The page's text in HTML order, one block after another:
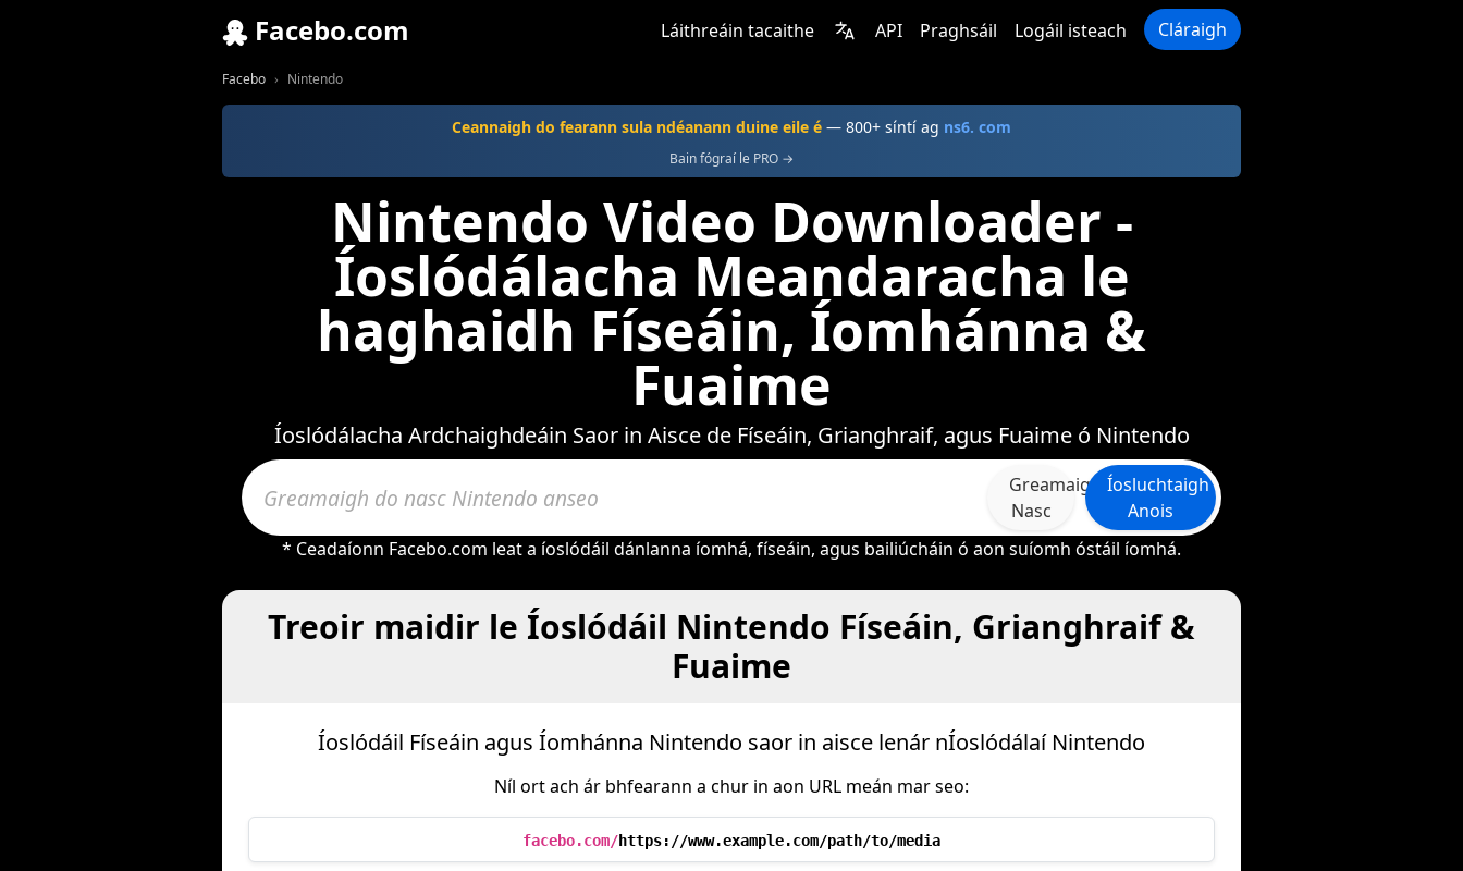
Facebo.com Láithreáin tacaithe API Praghsáil Logáil isteach Cláraigh
Facebo Nintendo
Ceannaigh do fearann sula ndéanann duine eile é — 800+ síntí ag ns6. com
Bain fógraí le PRO →
Nintendo Video Downloader -
Íoslódálacha Meandaracha le
haghaidh Físeáin, Íomhánna &
Fuaime
Íoslódálacha Ardchaighdeáin Saor in Aisce de Físeáin, Grianghraif, agus Fuaime ó Nintendo
Greamaigh
Nasc
Íosluchtaigh
Anois
* Ceadaíonn Facebo.com leat a íoslódáil dánlanna íomhá, físeáin, agus bailiúcháin ó aon suíomh óstáil íomhá.
Treoir maidir le Íoslódáil Nintendo Físeáin, Grianghraif &
Fuaime
Íoslódáil Físeáin agus Íomhánna Nintendo saor in aisce lenár nÍoslódálaí Nintendo
Níl ort ach ár bhfearann a chur in aon URL meán mar seo:
facebo.com/https://www.example.com/path/to/media